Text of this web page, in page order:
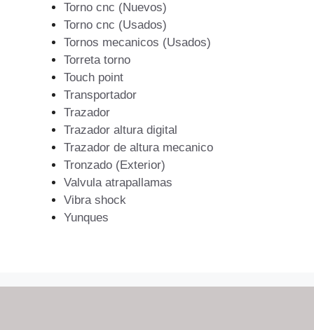
Torno cnc (Nuevos)
Torno cnc (Usados)
Tornos mecanicos (Usados)
Torreta torno
Touch point
Transportador
Trazador
Trazador altura digital
Trazador de altura mecanico
Tronzado (Exterior)
Valvula atrapallamas
Vibra shock
Yunques